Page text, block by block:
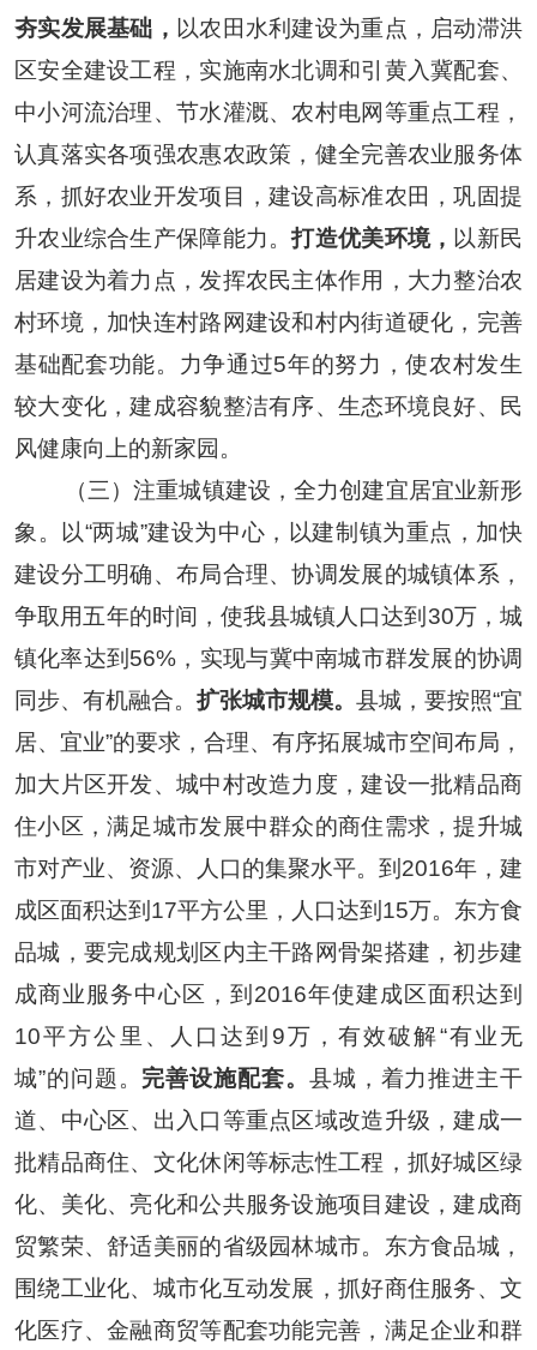
夯实发展基础， 以农田水利建设为重点，启动滞洪
区安全建设工程，实施南水北调和引黄入冀配套、
中小河流治理、节水灌溉、农村电网等重点工程，
认真落实各项强农惠农政策，健全完善农业服务体
系，抓好农业开发项目，建设高标准农田，巩固提
升农业综合生产保障能力。打造优美环境， 以新民
居建设为着力点，发挥农民主体作用，大力整治农
村环境，加快连村路网建设和村内街道硬化，完善
基础配套功能。力争通过5年的努力，使农村发生
较大变化，建成容貌整洁有序、生态环境良好、民
风健康向上的新家园 。
（三）注重城镇建设，全力创建宜居宜业新形
象。
以“两城”建设为中心，以建制镇为重点，加快
建设分工明确、布局合理、协调发展的城镇体系，
争取用五年的时间，使我县城镇人口达到 30万，城
镇化率达到 56% ，实现与冀中南城市群发展的协调
同步、有机融合。 扩张城市规模。县城，要按照“宜
居、宜业”的要求，合理、有序拓展城市空间布局，
加大片区开发、城中村改造力度，建设一批精品商
住小区，满足城市发展中群众的商住需求，提升城
市对产业、资源、人口的集聚水平。到 2016年，建
成区面积达到 17平方公里，人口达到 15万。东方食
品城，要完成规划区内主干路网骨架搭建，初步建
成商业服务中心区，到 2016年使建成区面积达到
10平方公里、人口达到 9万，有效破解“有业无
城”的问题。 完善设施配套。 县城，着力推进主干
道、中心区、出入口等重点区域改造升级，建成一
批精品商住、文化休闲等标志性工程，抓好城区绿
化、美化、亮化和公共服务设施项目建设，建成商
贸繁荣、舒适美丽的省级园林城市。东方食品城，
围绕工业化、城市化互动发展，抓好商住服务、文
化医疗、金融商贸等配套功能完善，满足企业和群